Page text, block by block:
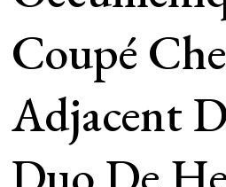
Coupé
Adjacent